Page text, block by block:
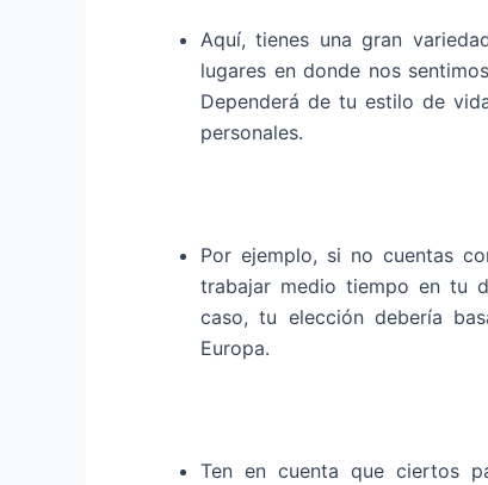
Aquí, tienes una gran
lugares en donde nos
Dependerá de tu estilo de
personales.
Por ejemplo, si no cuentas
trabajar medio tiempo en tu
caso, tu elección debería
Europa.
Ten en cuenta que ciertos